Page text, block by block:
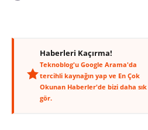
Haberleri Kaçırma!
Teknoblog'u Google Arama'da
tercihli kaynağın yap ve En Çok
Okunan Haberler'de bizi daha sık
gör.